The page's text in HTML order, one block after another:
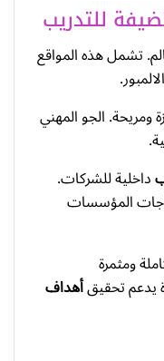
للتدريب
تشمل هذه المواقع
ومريحة. الجو المهني
داخلية للشركات.
المؤسسات
ومثمرة
يدعم تحقيقأهداف